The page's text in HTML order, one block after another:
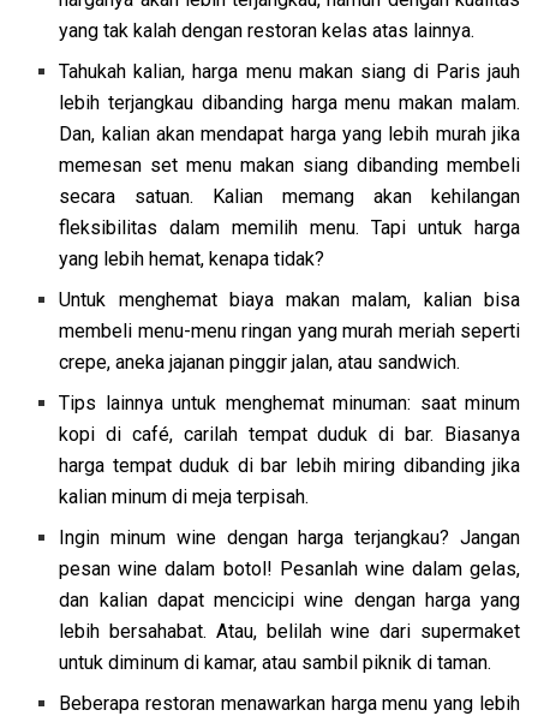
yang tak kalah dengan restoran kelas atas lainnya.
Tahukah kalian, harga menu makan siang di Paris jauh
lebih terjangkau dibanding harga menu makan malam.
Dan, kalian akan mendapat harga yang lebih murah jika
memesan set menu makan siang dibanding membeli
secara satuan. Kalian memang akan kehilangan
fleksibilitas dalam memilih menu. Tapi untuk harga
yang lebih hemat, kenapa tidak?
Untuk menghemat biaya makan malam, kalian bisa
membeli menu-menu ringan yang murah meriah seperti
crepe, aneka jajanan pinggir jalan, atau sandwich.
Tips lainnya untuk menghemat minuman: saat minum
kopi di café, carilah tempat duduk di bar. Biasanya
harga tempat duduk di bar lebih miring dibanding jika
kalian minum di meja terpisah.
Ingin minum wine dengan harga terjangkau? Jangan
pesan wine dalam botol! Pesanlah wine dalam gelas,
dan kalian dapat mencicipi wine dengan harga yang
lebih bersahabat. Atau, belilah wine dari supermaket
untuk diminum di kamar, atau sambil piknik di taman.
Beberapa restoran menawarkan harga menu yang lebih